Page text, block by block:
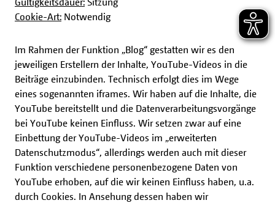
Cookie-Art: Notwendig
Im Rahmen der Funktion „Blog“ gestatten wir es den
jeweiligen Erstellern der Inhalte, YouTube-Videos in die
Beiträge einzubinden. Technisch erfolgt dies im Wege
eines sogenannten iframes. Wir haben auf die Inhalte, die
YouTube bereitstellt und die Datenverarbeitungsvorgänge
bei YouTube keinen Einfluss. Wir setzen zwar auf eine
Einbettung der YouTube-Videos im „erweiterten
Datenschutzmodus“, allerdings werden auch mit dieser
Funktion verschiedene personenbezogene Daten von
YouTube erhoben, auf die wir keinen Einfluss haben, u.a.
durch Cookies. In Ansehung dessen haben wir